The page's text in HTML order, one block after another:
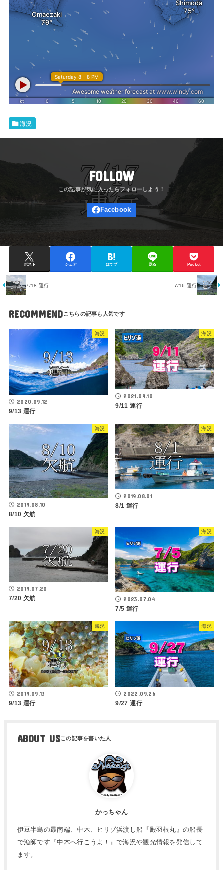
海況
FOLLOW
ポスト シェア はてブ 送る Pocket
7/18 運行 7/16 運行
RECOMMEND
海況
2020.09.12
9/13 運行
海況
2021.09.10
9/11 運行
海況
2019.08.10
8/10 欠航
海況
2019.08.01
8/1 運行
海況
2019.07.20
7/20 欠航
海況
2023.07.04
7/5 運行
海況
2019.09.13
9/13 運行
海況
2022.09.26
9/27 運行
ABOUT US
かっちゃん
伊豆半島の最南端、中木、ヒリゾ浜渡し船『殿羽根丸』の船長
で漁師です『中木へ行こうよ！』で海況や観光情報を発信して
ます。